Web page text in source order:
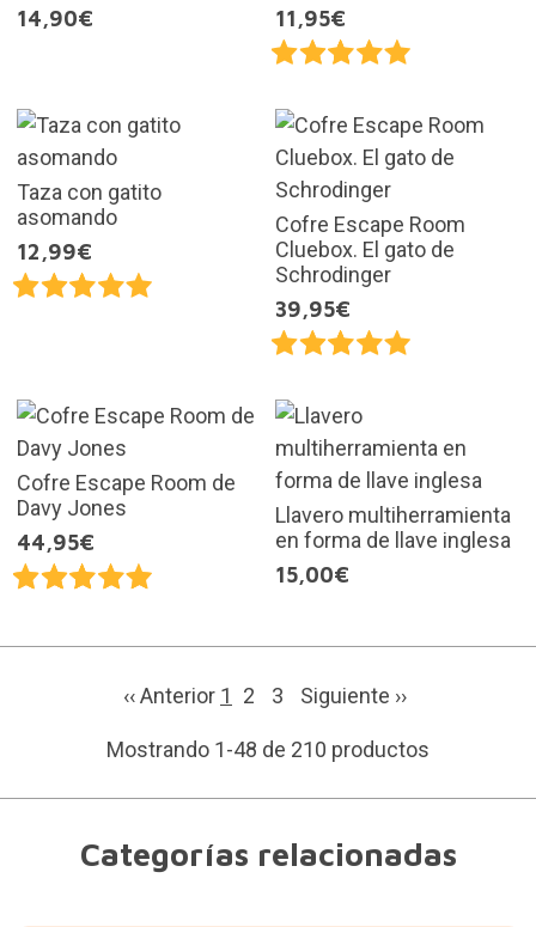
14,90€ 11,95€
Taza con gatito
asomando
12,99€
Cofre Escape Room
Cluebox. El gato de
Schrodinger
39,95€
Cofre Escape Room de
Davy Jones
44,95€
Llavero multiherramienta
en forma de llave inglesa
15,00€
‹‹ Anterior 1 2 3 Siguiente ››
Mostrando 1-48 de 210 productos
Categorías relacionadas